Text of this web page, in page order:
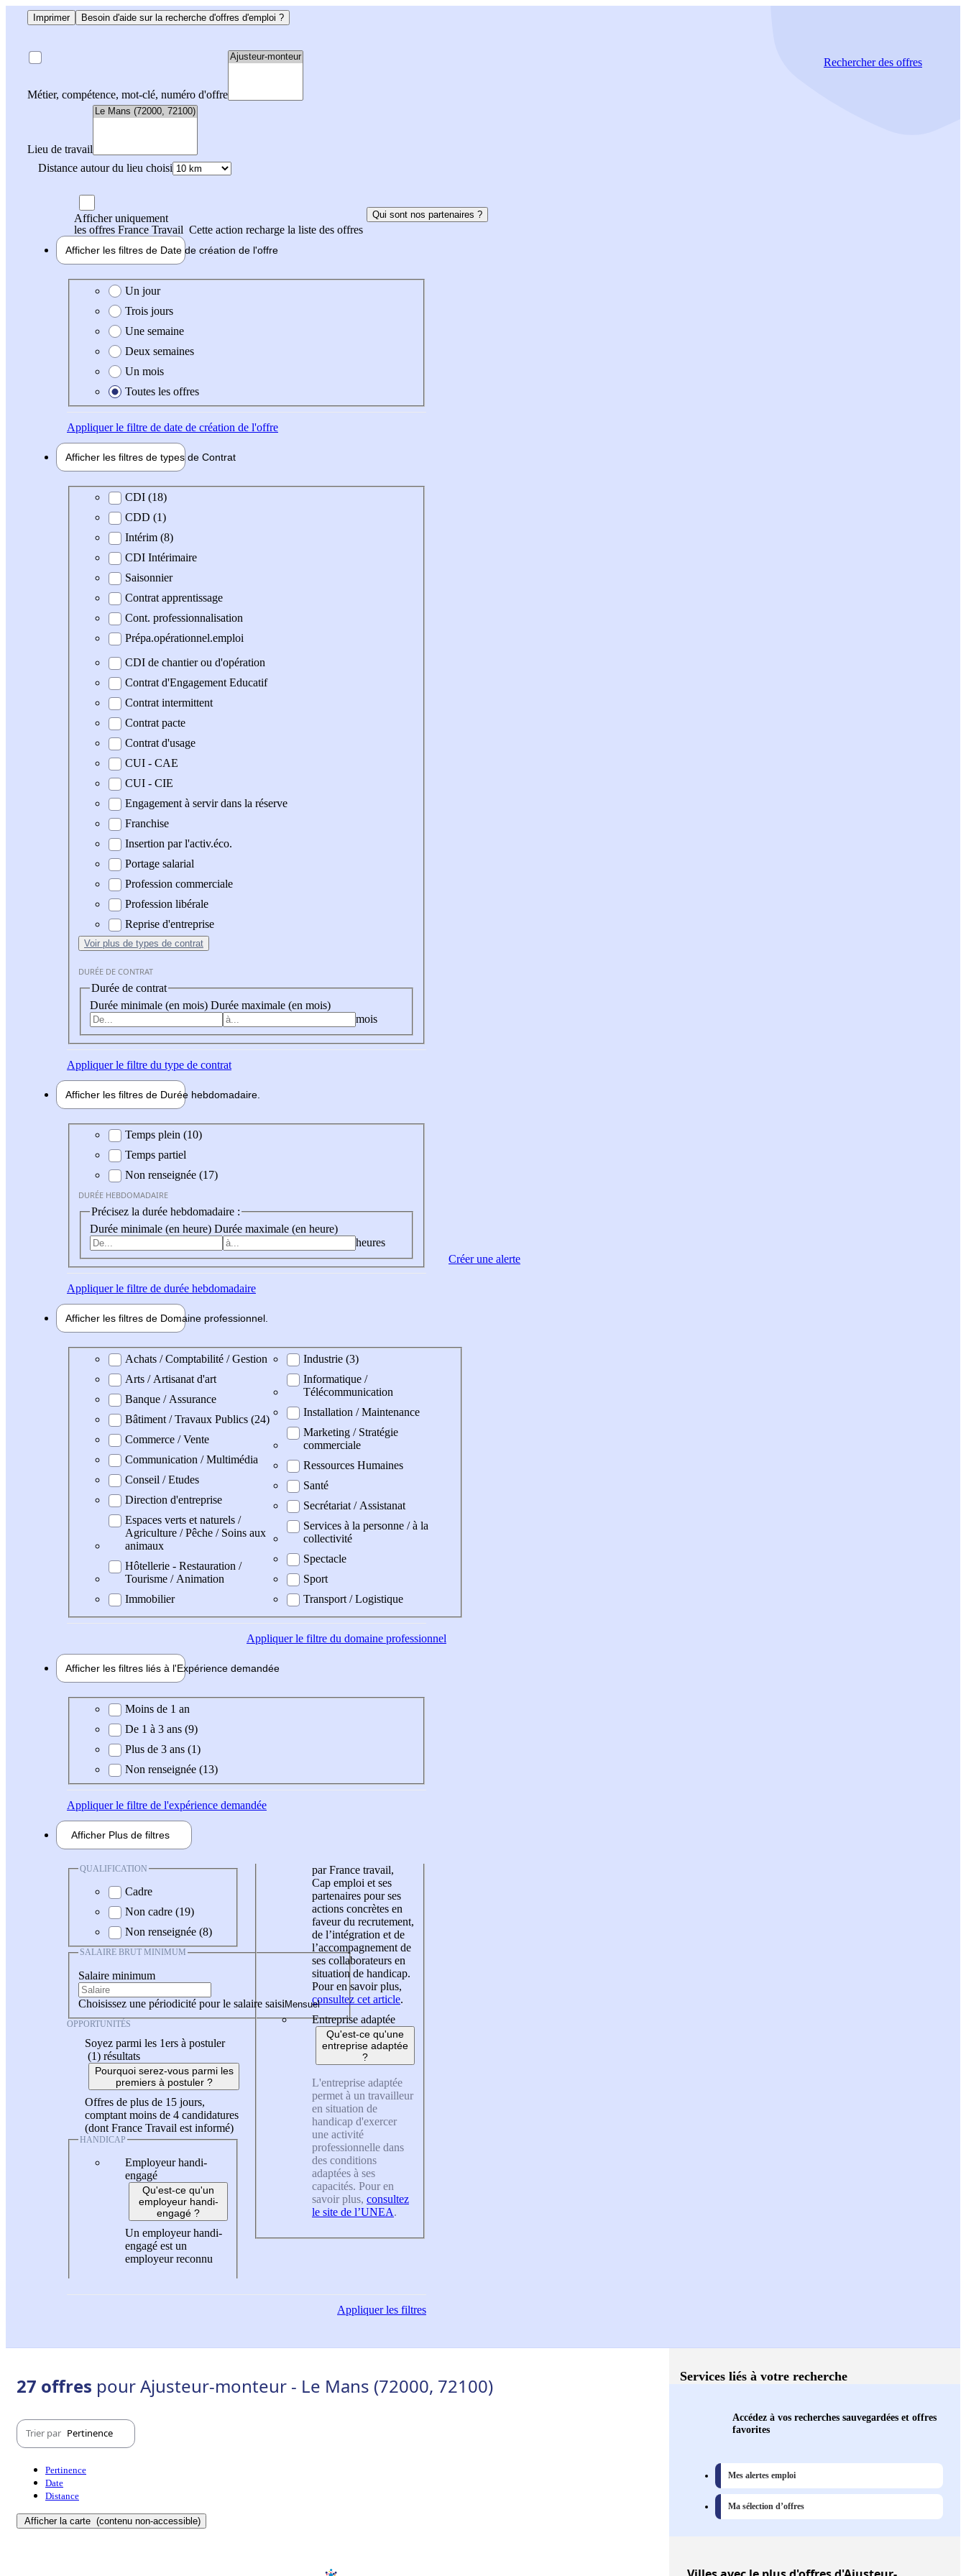
Imprimer Besoin d'aide sur la recherche d'offres d'emploi ?
Métier, compétence, mot-clé, numéro d'offre
Lieu de travail
Distance autour du lieu choisi
Rechercherdes offres
Afficher uniquement
les offres France Travail Cette action recharge la liste des offres
Qui sont nos partenaires ?
Afficher les filtres de Date de création de l'offre
Date de création de l'offre
Un jour
Trois jours
Une semaine
Deux semaines
Un mois
Toutes les offres
Appliquerle filtre de date de création de l'offre
Afficher les filtres de types de Contrat
Type de contratCDI (18)
CDD (1)
Intérim (8)
CDI Intérimaire
Saisonnier
Contrat apprentissage
Cont. professionnalisation
Prépa.opérationnel.emploi
CDI de chantier ou d'opération
Contrat d'Engagement Educatif
Contrat intermittent
Contrat pacte
Contrat d'usage
CUI - CAE
CUI - CIE
Engagement à servir dans la réserve
Franchise
Insertion par l'activ.éco.
Portage salarial
Profession commerciale
Profession libérale
Reprise d'entreprise
Voir plus de types de contrat
DURÉE DE CONTRAT
Durée de contrat
Durée minimale (en mois) Durée maximale (en mois)
mois
Appliquerle filtre du type de contrat
Afficher les filtres de Durée hebdomadaire
Durée hebdomadaire
Temps plein (10)
Temps partiel
Non renseignée (17)
DURÉE HEBDOMADAIRE
Précisez la durée hebdomadaire :
Durée minimale (en heure) Durée maximale (en heure)
heures
Appliquerle filtre de durée hebdomadaire
Afficher les filtres de Domaine professionnel
Domaine professionel
Achats / Comptabilité / Gestion
Arts / Artisanat d'art
Banque / Assurance
Bâtiment / Travaux Publics (24)
Commerce / Vente
Communication / Multimédia
Conseil / Etudes
Direction d'entreprise
Espaces verts et naturels /
Agriculture / Pêche / Soins aux
animaux
Hôtellerie - Restauration /
Tourisme / Animation
Immobilier
Industrie (3)
Informatique /
Télécommunication
Installation / Maintenance
Marketing / Stratégie
commerciale
Ressources Humaines
Santé
Secrétariat / Assistanat
Services à la personne / à la
collectivité
Spectacle
Sport
Transport / Logistique
Appliquerle filtre du domaine professionnel
Afficher les filtres liés à l'Expérience demandée
Expérience demandée
Moins de 1 an
De 1 à 3 ans (9)
Plus de 3 ans (1)
Non renseignée (13)
Appliquerle filtre de l'expérience demandée
Afficher Plus de filtres
QUALIFICATION
Cadre
Non cadre (19)
Non renseignée (8)
SALAIRE BRUT MINIMUM
Salaire minimum
Choisissez une périodicité pour le salaire saisi
OPPORTUNITÉS
Soyez parmi les 1ers à postuler
(1) résultats
Pourquoi serez-vous parmi les
premiers à postuler ?
Offres de plus de 15 jours,
comptant moins de 4 candidatures
(dont France Travail est informé)
HANDICAP
Employeur handi-
engagé
Qu'est-ce qu'un
employeur handi-
engagé ?
Un employeur handi-
engagé est un
employeur reconnu
par France travail,
Cap emploi et ses
partenaires pour ses
actions concrètes en
faveur du recrutement,
de l’intégration et de
l’accompagnement de
ses collaborateurs en
situation de handicap.
Pour en savoir plus,
consultez cet article.
Entreprise adaptée
Qu'est-ce qu'une
entreprise adaptée
?
L'entreprise adaptée
permet à un travailleur
en situation de
handicap d'exercer
une activité
professionnelle dans
des conditions
adaptées à ses
capacités. Pour en
savoir plus, consultez
le site de l’UNEA.
Appliquerles filtres
Créer une alerte
27 offres pour Ajusteur-monteur - Le Mans (72000, 72100)
Trier par Pertinence
Pertinence
Date
Distance
Afficher la carte (contenu non-accessible)
Services liés à votre recherche
Accédez à vos recherches sauvegardées et offres
favorites
Mes alertes emploi
Ma sélection d’offres